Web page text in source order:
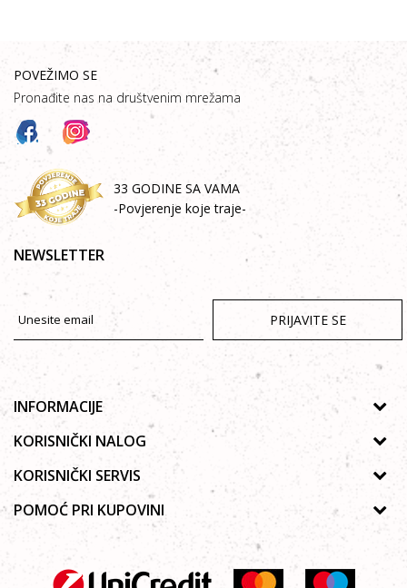
POVEŽIMO SE
Pronađite nas na društvenim mrežama
33 GODINE SA VAMA
-Povjerenje koje traje-
NEWSLETTER
PRIJAVITE SE
INFORMACIJE
O nama
Galerija
Saradnja
KORISNIČKI NALOG
Uputstvo za registraciju
Zaboravljena lozinka
Poručivanje
KORISNIČKI SERVIS
Politika privatnosti
Autorska prava
Uslovi korišćenja
Uslovi isporuke
POMOĆ PRI KUPOVINI
Kako kupiti online?
Najčešća pitanja